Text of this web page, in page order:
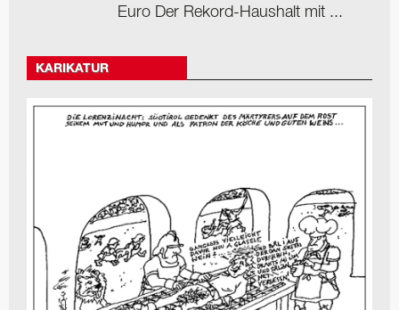
Euro Der Rekord-Haushalt mit ...
KARIKATUR